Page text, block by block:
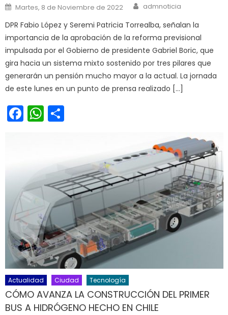
Posted on
Martes, 8 de Noviembre de 2022 Author
admnoticia
DPR Fabio López y Seremi Patricia Torrealba, señalan la
importancia de la aprobación de la reforma previsional
impulsada por el Gobierno de presidente Gabriel Boric, que
gira hacia un sistema mixto sostenido por tres pilares que
generarán un pensión mucho mayor a la actual. La jornada
de este lunes en un punto de prensa realizado […]
Facebook
WhatsApp
Actualidad Ciudad Tecnología
CÓMO AVANZA LA CONSTRUCCIÓN DEL PRIMER
BUS A HIDRÓGENO HECHO EN CHILE